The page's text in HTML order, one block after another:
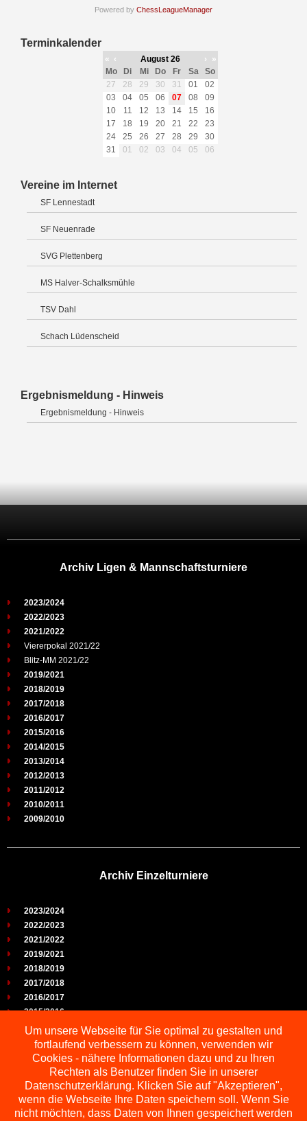
Powered by ChessLeagueManager
Terminkalender
« ‹ August 26 ›
»
Mo
Di Mi Do Fr Sa
So
27
28 29 30 31 01
02
03
04 05 06 07 08
09
10
11 12 13 14 15
16
17
18 19 20 21 22
23
24
25 26 27 28 29
30
31
01 02 03 04 05 06
Vereine im Internet
SF Lennestadt
SF Neuenrade
SVG Plettenberg
MS Halver-Schalksmühle
TSV Dahl
Schach Lüdenscheid
Ergebnismeldung - Hinweis
Ergebnismeldung - Hinweis
Archiv Ligen & Mannschaftsturniere
2023/2024
2022/2023
2021/2022
Viererpokal 2021/22
Blitz-MM 2021/22
2019/2021
2018/2019
2017/2018
2016/2017
2015/2016
2014/2015
2013/2014
2012/2013
2011/2012
2010/2011
2009/2010
Archiv Einzelturniere
2023/2024
2022/2023
2021/2022
2019/2021
2018/2019
2017/2018
2016/2017
2015/2016
2014/2015
2013/2014
2012/2013
2011/2012
2010/2011
2009/2010
Um unsere Webseite für Sie optimal zu gestalten und
fortlaufend verbessern zu können, verwenden wir
Cookies - nähere Informationen dazu und zu Ihren
Rechten als Benutzer finden Sie in unserer
Datenschutzerklärung. Klicken Sie auf "Akzeptieren",
wenn die Webseite Ihre Daten speichern soll. Wenn Sie
nicht möchten, dass Daten von Ihnen gespeichert werden